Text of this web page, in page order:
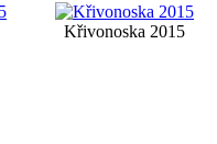
Křivonoska 2015